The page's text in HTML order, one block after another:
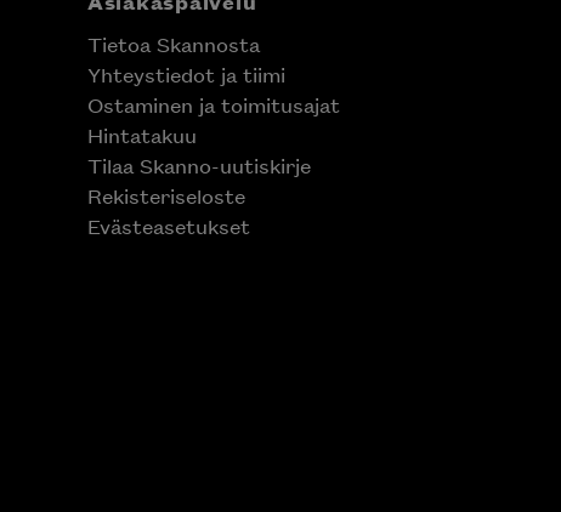
Tietoa Skannosta
Yhteystiedot ja tiimi
Ostaminen ja toimitusajat
Hintatakuu
Tilaa Skanno-uutiskirje
Rekisteriseloste
Evästeasetukset